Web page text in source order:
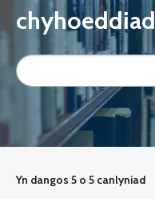
Yn dangos 5 o 5 canlyniad